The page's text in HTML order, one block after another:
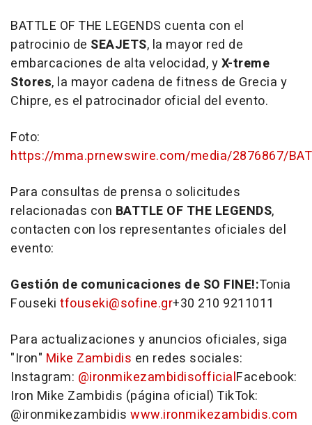
BATTLE OF THE LEGENDS cuenta con el
patrocinio de SEAJETS, la mayor red de
embarcaciones de alta velocidad, yX-treme
Stores, la mayor cadena de fitness de Grecia y
Chipre, es el patrocinador oficial del evento.
Foto:
https://mma.prnewswire.com/media/2876867/
Para consultas de prensa o solicitudes
relacionadas con BATTLE OF THE LEGENDS,
contacten con los representantes oficiales del
evento:
Gestión de comunicaciones de SO FINE!:Tonia
Fouseki tfouseki@sofine.gr+30 210 9211011
Para actualizaciones y anuncios oficiales, siga
"Iron" Mike Zambidis en redes sociales:
Instagram: @ironmikezambidisofficialFacebook:
Iron Mike Zambidis (página oficial) TikTok:
@ironmikezambidis www.ironmikezambidis.com